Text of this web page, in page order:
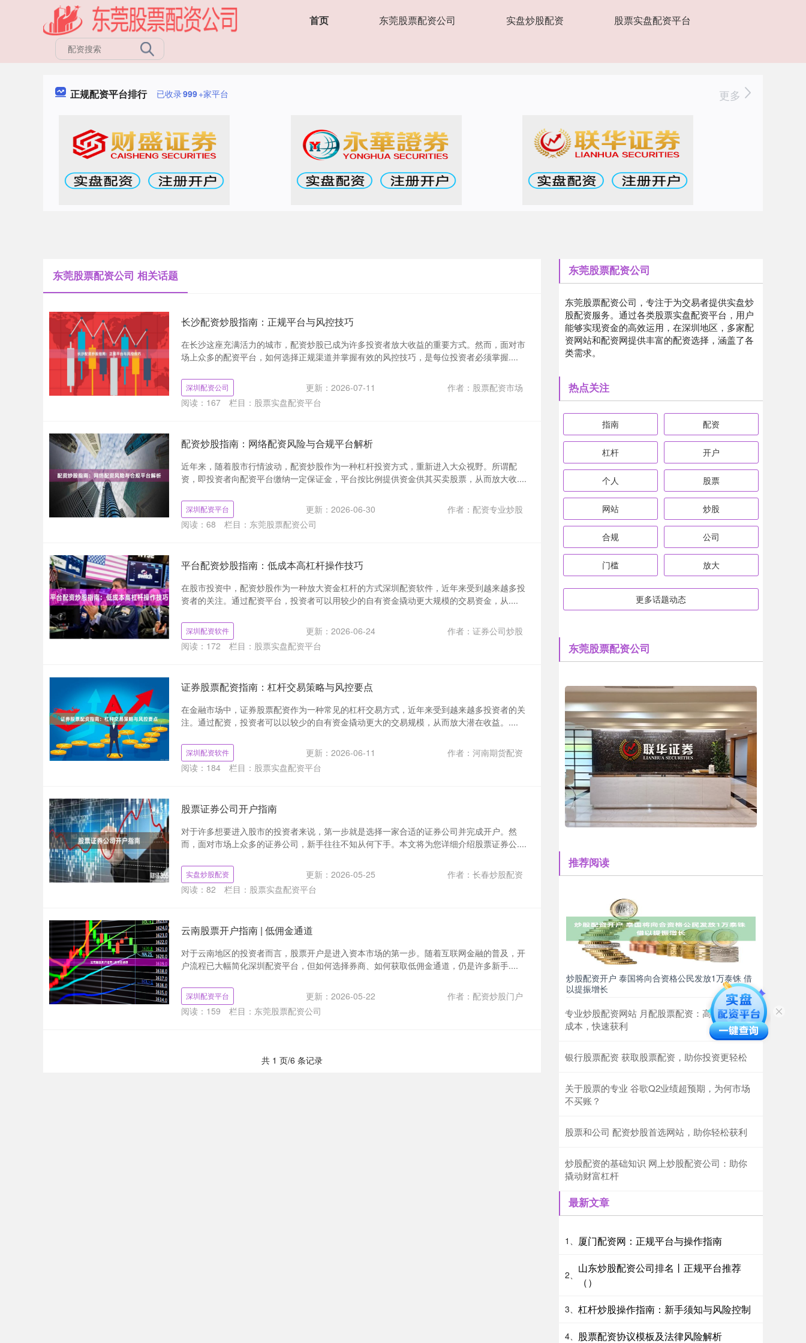
首页 东莞股票配资公司 实盘炒股配资 股票实盘配资平台
正规配资平台排行 已收录999+家平台 更多
东莞股票配资公司 相关话题
长沙配资炒股指南：正规平台与风控技巧
在长沙这座充满活力的城市，配资炒股已成为许多投资者放大收益的重要方式。然而，面对市
场上众多的配资平台，如何选择正规渠道并掌握有效的风控技巧，是每位投资者必须掌握....
深圳配资公司 更新：2026-07-11
作者：股票配资市场
阅读： 167 栏目： 股票实盘配资平台
配资炒股指南：网络配资风险与合规平台解析
近年来，随着股市行情波动，配资炒股作为一种杠杆投资方式，重新进入大众视野。所谓配
资，即投资者向配资平台缴纳一定保证金，平台按比例提供资金供其买卖股票，从而放大收....
深圳配资平台 更新：2026-06-30
作者：配资专业炒股
阅读： 68 栏目： 东莞股票配资公司
平台配资炒股指南：低成本高杠杆操作技巧
在股市投资中，配资炒股作为一种放大资金杠杆的方式深圳配资软件，近年来受到越来越多投
资者的关注。通过配资平台，投资者可以用较少的自有资金撬动更大规模的交易资金，从....
深圳配资软件 更新：2026-06-24
作者：证券公司炒股
阅读： 172 栏目： 股票实盘配资平台
证券股票配资指南：杠杆交易策略与风控要点
在金融市场中，证券股票配资作为一种常见的杠杆交易方式，近年来受到越来越多投资者的关
注。通过配资，投资者可以以较少的自有资金撬动更大的交易规模，从而放大潜在收益。....
深圳配资软件 更新：2026-06-11
作者：河南期货配资
阅读： 184 栏目： 股票实盘配资平台
股票证券公司开户指南
对于许多想要进入股市的投资者来说，第一步就是选择一家合适的证券公司并完成开户。然
而，面对市场上众多的证券公司，新手往往不知从何下手。本文将为您详细介绍股票证券公....
实盘炒股配资 更新：2026-05-25
作者：长春炒股配资
阅读： 82 栏目： 股票实盘配资平台
云南股票开户指南 | 低佣金通道
对于云南地区的投资者而言，股票开户是进入资本市场的第一步。随着互联网金融的普及，开
户流程已大幅简化深圳配资平台，但如何选择券商、如何获取低佣金通道，仍是许多新手....
深圳配资平台 更新：2026-05-22
作者：配资炒股门户
阅读： 159 栏目： 东莞股票配资公司
共 1 页/6 条记录
东莞股票配资公司
东莞股票配资公司，专注于为交易者提供实盘炒
股配资服务。通过各类股票实盘配资平台，用户
能够实现资金的高效运用，在深圳地区，多家配
资网站和配资网提供丰富的配资选择，涵盖了各
类需求。
热点关注
指南 配资
杠杆 开户
个人 股票
网站 炒股
合规 公司
门槛 放大
更多话题动态
东莞股票配资公司
推荐阅读
炒股配资开户 泰国将向合资格公民发放1万泰铢 借
以提振增长
专业炒股配资网站 月配股票配资：高杠杆，低
成本，快速获利
银行股票配资 获取股票配资，助你投资更轻松
关于股票的专业 谷歌Q2业绩超预期，为何市场
不买账？
股票和公司 配资炒股首选网站，助你轻松获利
炒股配资的基础知识 网上炒股配资公司：助你
撬动财富杠杆
最新文章
1、 厦门配资网：正规平台与操作指南
2、
山东炒股配资公司排名丨正规平台推荐
（）
3、 杠杆炒股操作指南：新手须知与风险控制
4、 股票配资协议模板及法律风险解析